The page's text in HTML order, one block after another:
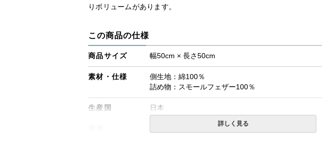
りボリュームがあります。
この商品の仕様
商品サイズ 幅50cm × 長さ50cm
素材・仕様
側生地：綿100％
詰め物：スモールフェザー100％
生産国 日本
詳しく見る